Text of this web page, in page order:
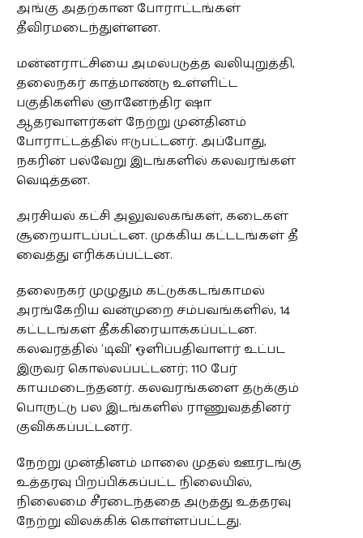
அங்கு அதற்கான போராட்டங்கள்
தீவிரமடைந்துள்ளன.
மன்னராட்சியை அமல்படுத்த வலியுறுத்தி,
தலைநகர் காத்மாண்டு உள்ளிட்ட
பகுதிகளில் ஞானேந்திர ஷா
ஆதரவாளர்கள் நேற்று முன்தினம்
போராட்டத்தில் ஈடுபட்டனர். அப்போது,
நகரின் பல்வேறு இடங்களில் கலவரங்கள்
வெடித்தன.
அரசியல் கட்சி அலுவலகங்கள், கடைகள்
சூறையாடப்பட்டன. முக்கிய கட்டடங்கள் தீ
வைத்து எரிக்கப்பட்டன.
தலைநகர் முழுதும் கட்டுக்கடங்காமல்
அரங்கேறிய வன்முறை சம்பவங்களில், ​​14
கட்டடங்கள் தீக்கிரையாக்கப்பட்டன.
கலவரத்தில் ‘டிவி’ ஒளிப்பதிவாளர் உட்பட
இருவர் கொல்லப்பட்டனர்; 110 பேர்
காயமடைந்தனர். கலவரங்களை தடுக்கும்
பொருட்டு பல இடங்களில் ராணுவத்தினர்
குவிக்கப்பட்டனர்.
நேற்று முன்தினம் மாலை முதல் ஊரடங்கு
உத்தரவு பிறப்பிக்கப்பட்ட நிலையில்,
நிலைமை சீரடைந்ததை அடுத்து உத்தரவு
நேற்று விலக்கிக் கொள்ளப்பட்டது.